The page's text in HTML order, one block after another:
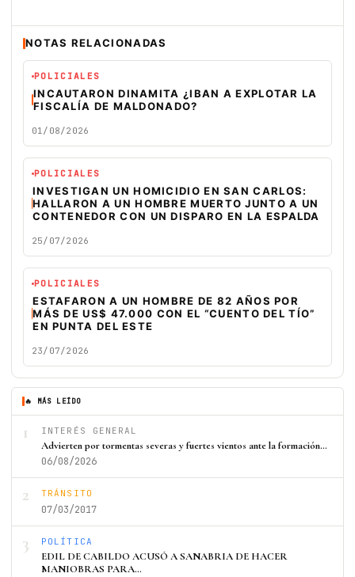
NOTAS RELACIONADAS
POLICIALES
INCAUTARON DINAMITA ¿IBAN A EXPLOTAR LA
FISCALÍA DE MALDONADO?
01/08/2026
POLICIALES
INVESTIGAN UN HOMICIDIO EN SAN CARLOS:
HALLARON A UN HOMBRE MUERTO JUNTO A UN
CONTENEDOR CON UN DISPARO EN LA ESPALDA
25/07/2026
POLICIALES
ESTAFARON A UN HOMBRE DE 82 AÑOS POR
MÁS DE US$ 47.000 CON EL “CUENTO DEL TÍO”
EN PUNTA DEL ESTE
23/07/2026
🔥 MÁS LEÍDO
1 INTERÉS GENERAL
Advierten por tormentas severas y fuertes vientos ante la formación…
06/08/2026
2 TRÁNSITO
07/03/2017
3 POLÍTICA
EDIL DE CABILDO ACUSÓ A SANABRIA DE HACER
MANIOBRAS PARA…